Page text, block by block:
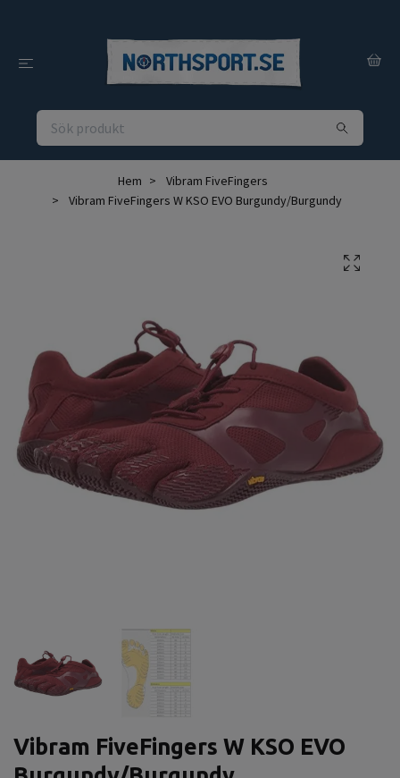
Hem
Vibram FiveFingers
Vibram FiveFingers W KSO EVO Burgundy/Burgundy
Vibram FiveFingers W KSO EVO